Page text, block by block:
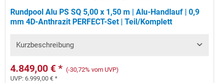
Rundpool Alu PS SQ 5,00 x 1,50 m | Alu-Handlauf | 0,9
mm 4D-Anthrazit PERFECT-Set | Teil/Komplett
Kurzbeschreibung
4.849,00 € * (-30,72% vom UVP)
UVP:6.999,00 € *